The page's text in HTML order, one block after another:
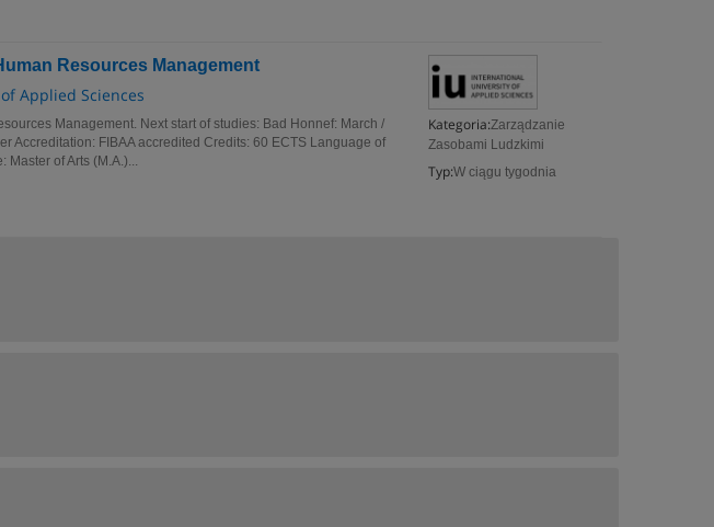
Resources Management
Applied Sciences
Kategoria:Zarządzanie
Zasobami Ludzkimi
Typ:W ciągu tygodnia
Management. Next start of studies: Bad Honnef: March /
Accreditation: FIBAA accredited Credits: 60 ECTS Language of
Master of Arts (M.A.)...